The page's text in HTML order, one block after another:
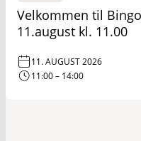
Velkommen til
11.august kl. 11.00
11. AUGUST 2026
11:00 – 14:00